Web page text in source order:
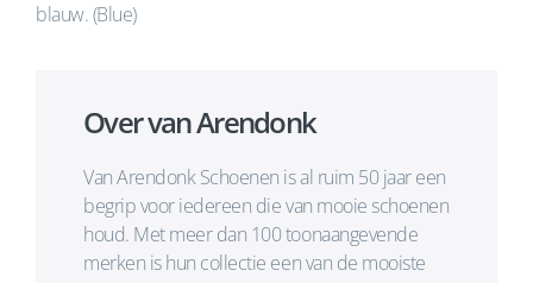
blauw. (Blue)
Over van Arendonk
Van Arendonk Schoenen is al ruim 50 jaar een
begrip voor iedereen die van mooie schoenen
houd. Met meer dan 100 toonaangevende
merken is hun collectie een van de mooiste